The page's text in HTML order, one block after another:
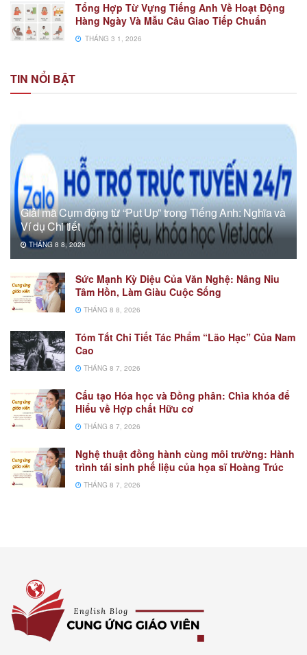
Tổng Hợp Từ Vựng Tiếng Anh Về Hoạt Động
Hàng Ngày Và Mẫu Câu Giao Tiếp Chuẩn
THÁNG 3 1, 2026
TIN NỔI BẬT
Giải mã Cụm động từ “Put Up” trong Tiếng Anh: Nghĩa và
Ví dụ Chi tiết
THÁNG 8 8, 2026
Sức Mạnh Kỳ Diệu Của Văn Nghệ: Nâng Niu
Tâm Hồn, Làm Giàu Cuộc Sống
THÁNG 8 8, 2026
Tóm Tắt Chi Tiết Tác Phẩm “Lão Hạc” Của Nam
Cao
THÁNG 8 7, 2026
Cấu tạo Hóa học và Đồng phân: Chìa khóa để
Hiểu về Hợp chất Hữu cơ
THÁNG 8 7, 2026
Nghệ thuật đồng hành cùng môi trường: Hành
trình tái sinh phế liệu của họa sĩ Hoàng Trúc
THÁNG 8 7, 2026